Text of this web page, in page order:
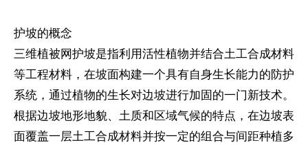
护坡的概念
三维植被网护坡是指利用活性植物并结合土工合成材料
等工程材料，在坡面构建一个具有自身生长能力的防护
系统，通过植物的生长对边坡进行加固的一门新技术。
根据边坡地形地貌、土质和区域气候的特点，在边坡表
面覆盖一层土工合成材料并按一定的组合与间距种植多